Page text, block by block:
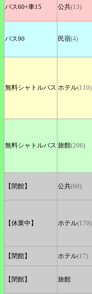
バス60+車15 公共(13)
バス90 民宿(4)
無料シャトルバス ホテル(110)
無料シャトルバス 旅館(206)
【閉館】 公共(60)
【休業中】 ホテル(170)
【閉館】 ホテル(17)
【閉館】 旅館